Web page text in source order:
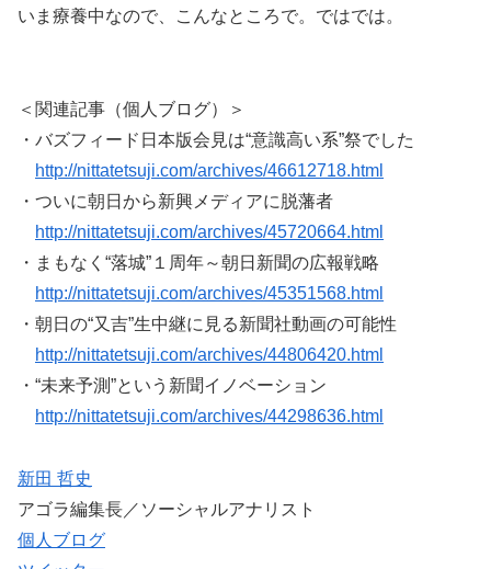
いま療養中なので、こんなところで。ではでは。
＜関連記事（個人ブログ）＞
・バズフィード日本版会見は“意識高い系”祭でした
http://nittatetsuji.com/archives/46612718.html
・ついに朝日から新興メディアに脱藩者
http://nittatetsuji.com/archives/45720664.html
・まもなく“落城”１周年～朝日新聞の広報戦略
http://nittatetsuji.com/archives/45351568.html
・朝日の“又吉”生中継に見る新聞社動画の可能性
http://nittatetsuji.com/archives/44806420.html
・“未来予測”という新聞イノベーション
http://nittatetsuji.com/archives/44298636.html
新田 哲史
アゴラ編集長／ソーシャルアナリスト
個人ブログ